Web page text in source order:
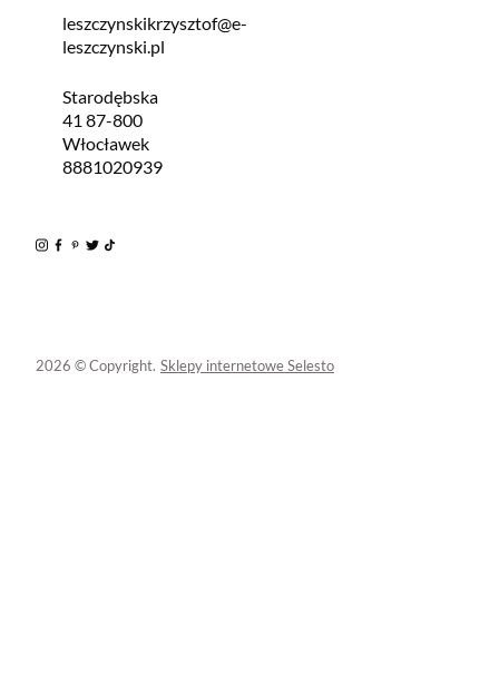
leszczynskikrzysztof@e-
leszczynski.pl
Starodębska
41 87-800
Włocławek
8881020939
2026 © Copyright. Sklepy internetowe Selesto